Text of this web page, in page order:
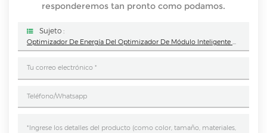
responderemos tan pronto como podamos.
Sujeto :
Optimizador De Energía Del Optimizador De Módulo Inteligente De La Marca HUAWEI